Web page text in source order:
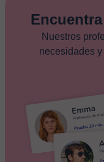
Nuestros
necesidades